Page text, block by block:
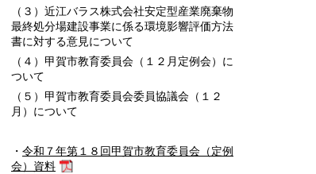
（３）近江バラス株式会社安定型産業廃棄物
最終処分場建設事業に係る環境影響評価方法
書に対する意見について
（４） 甲賀市教育委員会（１２月定例会）に
ついて
（５）甲賀市教育委員会委員協議会（１２
月）について
・ 令和７年第１８回甲賀市教育委員会（定例
会）資料